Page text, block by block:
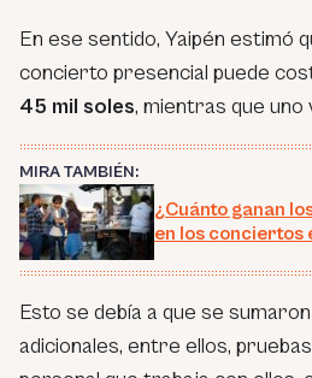
En ese sentido, Yaipén estimó
concierto presencial puede
45 mil soles, mientras que uno
MIRA TAMBIÉN:
¿Cuánto ganan
en los conciertos
Esto se debía a que se
adicionales, entre ellos,